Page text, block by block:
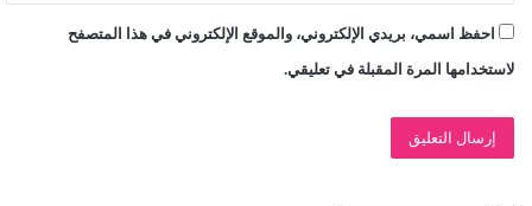
احفظ اسمي، بريدي الإلكتروني، والموقع الإلكتروني في هذا المتصفح
لاستخدامها المرة المقبلة في تعليقي.